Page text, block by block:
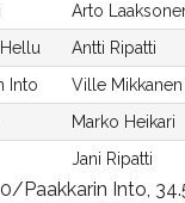
Arto
Antti Ripatti
Into Ville Mikkanen
Marko Heikari
Jani Ripatti
Paakkarin Into,